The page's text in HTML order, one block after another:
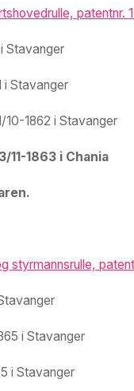
patentnr.
Stavanger
i Stavanger
10-1862 i Stavanger
11-1863 i Chania
i Stavanger
i Stavanger